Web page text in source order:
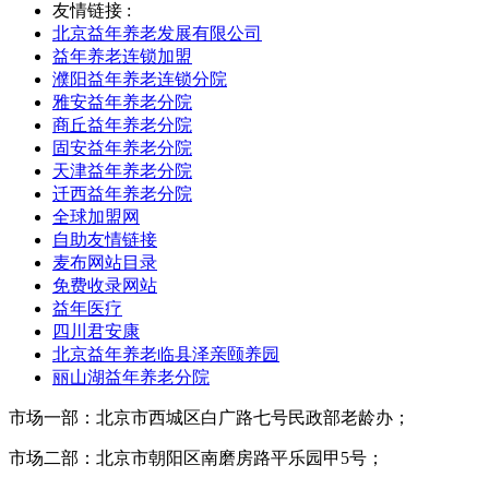
友情链接 :
北京益年养老发展有限公司
益年养老连锁加盟
濮阳益年养老连锁分院
雅安益年养老分院
商丘益年养老分院
固安益年养老分院
天津益年养老分院
迁西益年养老分院
全球加盟网
自助友情链接
麦布网站目录
免费收录网站
益年医疗
四川君安康
北京益年养老临县泽亲颐养园
丽山湖益年养老分院
市场一部：北京市西城区白广路七号民政部老龄办；
市场二部：北京市朝阳区南磨房路平乐园甲5号；